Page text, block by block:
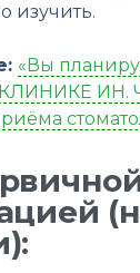
изучить.
«Вы
ИН.